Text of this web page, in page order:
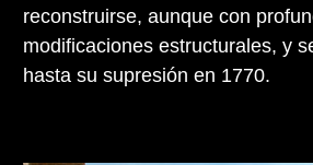
reconstruirse, aunque con
modificaciones estructurales, y
hasta su supresión en 1770.